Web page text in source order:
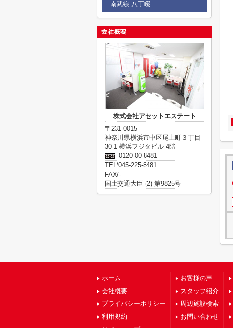
南武線 八丁畷
株式会社アセットエステート
〒231-0015
神奈川県横浜市中区尾上町３丁目
30-1 横浜フジタビル 4階
0120-00-8481
TEL/045-225-8481
FAX/-
国土交通大臣 (2) 第9825号
ホーム
会社概要
プライバシーポリシー
利用規約
お客様の声
スタッフ紹介
周辺施設検索
お問い合わせ